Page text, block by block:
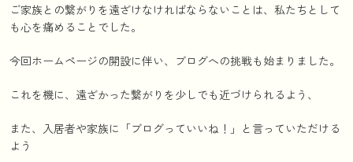
ご家族との繋がりを遠ざけなければならないことは、私たちとして
も心を痛めることでした。
今回ホームページの開設に伴い、ブログへの挑戦も始まりました。
これを機に、遠ざかった繋がりを少しでも近づけられるよう、
また、入居者や家族に「ブログっていいね！」と言っていただける
よう